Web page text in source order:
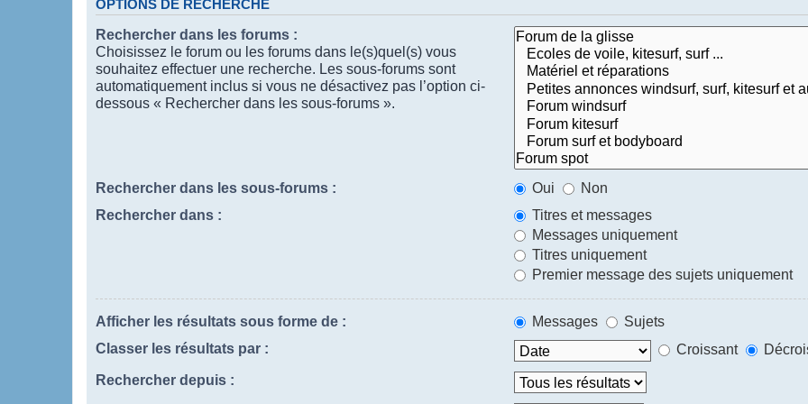
OPTIONS DE RECHERCHE
Rechercher dans les forums :
Choisissez le forum ou les forums dans le(s)quel(s) vous
souhaitez effectuer une recherche. Les sous-forums sont
automatiquement inclus si vous ne désactivez pas l’option ci-
dessous « Rechercher dans les sous-forums ».
Rechercher dans les sous-forums : Oui
Non
Rechercher dans :
Titres et messages
Messages uniquement
Titres uniquement
Premier message des sujets uniquement
Afficher les résultats sous forme de : Messages
Sujets
Classer les résultats par :
Croissant
Rechercher depuis :